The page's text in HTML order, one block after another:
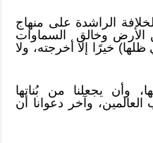
الراشدة على منهاج
الأرض وخالق السماوات
خيرًا إلا أخرجته، ولا
وأن يجعلنا من بُناتها
وآخر دعوانا أن